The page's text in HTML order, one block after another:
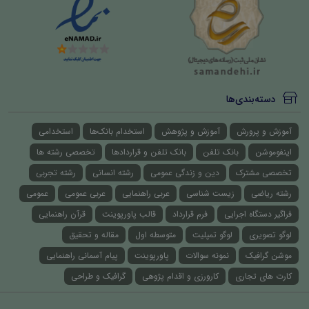
دسته‌بندی‌ها
آموزش و پرورش آموزش و پژوهش استخدام بانک‌ها
استخدامی
اینفوموشن
بانک تلفن بانک تلفن و قراردادها
تخصصی رشته ها
تخصصی مشترک
دین و زندگی عمومی رشته انسانی
رشته تجربی
رشته ریاضی
زیست شناسی عربی راهنمایی عربی عمومی
عمومی
فراگیر دستگاه اجرایی
فرم قرارداد قالب پاورپوینت
قرآن راهنمایی
لوگو تصویری
لوگو تمپلیت متوسطه اول
مقاله و تحقیق
موشن گرافیک
نمونه سوالات پاورپوینت
پیام آسمانی راهنمایی
کارت های تجاری
کارورزی و اقدام پژوهی گرافیک و طراحی